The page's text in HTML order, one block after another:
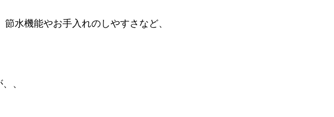
水機能やお手入れのしやすさなど、
、